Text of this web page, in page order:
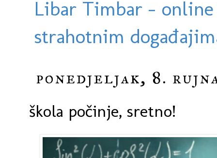
Libar Timbar -
strahotnim
ponedjeljak, 8.
škola počinje, sretno!